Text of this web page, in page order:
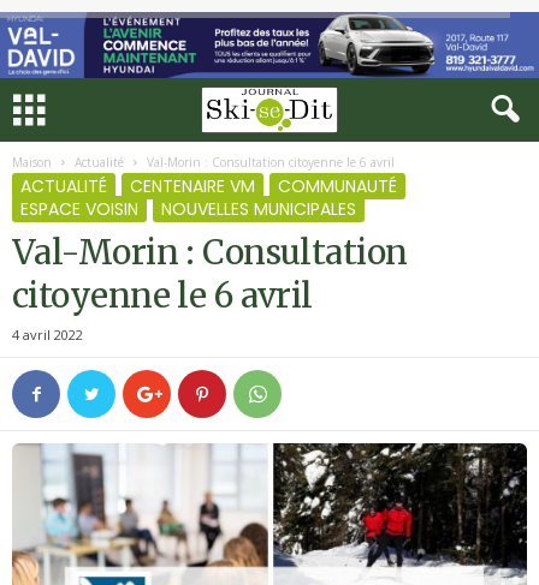
Maison Actualité Val-Morin : Consultation citoyenne le 6 avril
ACTUALITÉ CENTENAIRE VM
COMMUNAUTÉ
ESPACE VOISIN
NOUVELLES MUNICIPALES
Val-Morin : Consultation
citoyenne le 6 avril
4 avril 2022